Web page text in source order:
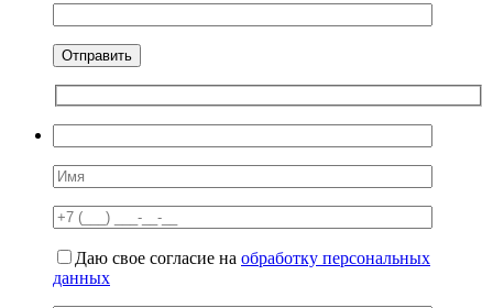
Даю свое согласие на обработку персональных
данных